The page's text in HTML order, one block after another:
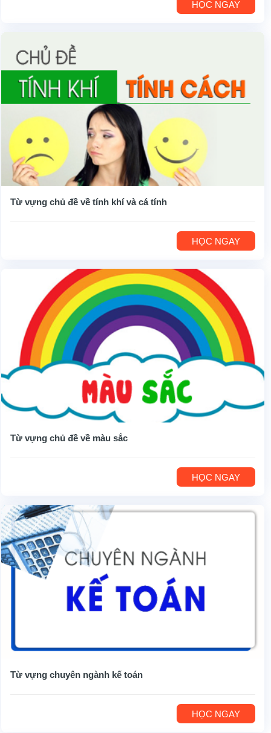
HỌC NGAY
Từ vựng chủ đề về tính khí và cá tính
HỌC NGAY
Từ vựng chủ đề về màu sắc
HỌC NGAY
Từ vựng chuyên ngành kế toán
HỌC NGAY